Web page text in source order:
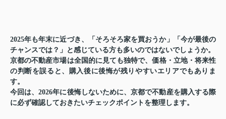
2025年も年末に近づき、「そろそろ家を買おうか」「今が最後の
チャンスでは？」と感じている方も多いのではないでしょうか。
京都の不動産市場は全国的に見ても独特で、価格・立地・将来性
の判断を誤ると、
購入後に後悔が残りやすいエリアでもありま
す。
今回は、2026年に後悔しないために、京都で不動産を購入する際
に必ず確認しておきたいチェックポイント を整理します。